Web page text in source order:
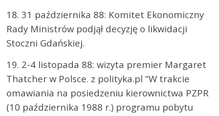
18. 31 października 88: Komitet Ekonomiczny
Rady Ministrów podjął decyzję o likwidacji
Stoczni Gdańskiej.
19. 2-4 listopada 88: wizyta premier Margaret
Thatcher w Polsce. z polityka.pl “W trakcie
omawiania na posiedzeniu kierownictwa PZPR
(10 października 1988 r.) programu pobytu